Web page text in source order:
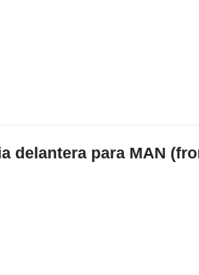
delantera para MAN